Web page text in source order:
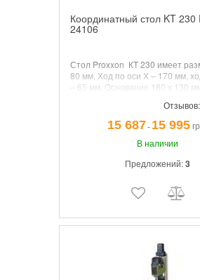
Координатный стол KT 230
24106
Стол Proxxon КТ 230 имеет
80 мм. Ход по оси Х – 170 мм,
– 65 мм. Основание 180 х 130
Отзывов:
15 687¯15 995
В наличии
Предложений:3